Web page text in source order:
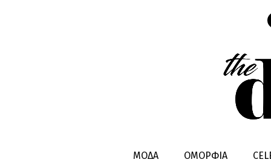
ΜΟΔΑ ΟΜΟΡΦΙΑ
ΠΑΙΔΙ & ΜΑΜA ΜΩΡΟ